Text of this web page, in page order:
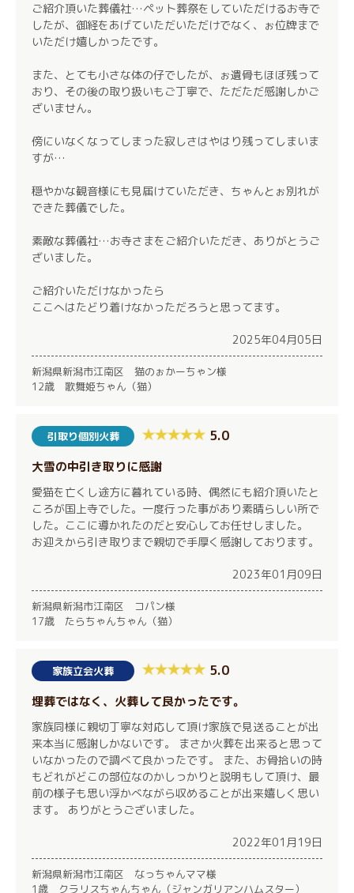
ご紹介頂いた葬儀社…ペット葬祭をしていただけるお寺で
したが、御経をあげていただいただけでなく、ぉ位牌まで
いただけ嬉しかったです。
また、とても小さな体の仔でしたが、ぉ遺骨もほぼ残って
おり、その後の取り扱いもご丁寧で、ただただ感謝しかご
ざいません。
傍にいなくなってしまった寂しさはやはり残ってしまいま
すが…
穏やかな観音様にも見届けていただき、ちゃんとぉ別れが
できた葬儀でした。
素敵な葬儀社…お寺さまをご紹介いただき、ありがとうご
ざいました。
ご紹介いただけなかったら
ここへはたどり着けなかっただろうと思ってます。
2025年04月05日
新潟県新潟市江南区 猫のぉかーちゃン様
12歳 歌舞姫ちゃん（猫）
引取り個別火葬 5.0
大雪の中引き取りに感謝
愛猫を亡くし途方に暮れている時、偶然にも紹介頂いたと
ころが国上寺でした。一度行った事があり素晴らしい所で
した。ここに導かれたのだと安心してお任せしました。
お迎えから引き取りまで親切で手厚く感謝しております。
2023年01月09日
新潟県新潟市江南区 コパン様
17歳 たらちゃんちゃん（猫）
家族立会火葬 5.0
埋葬ではなく、火葬して良かったです。
家族同様に親切丁寧な対応して頂け家族で見送ることが出
来本当に感謝しかないです。 まさか火葬を出来ると思って
いなかったので調べて良かったです。 また、お骨拾いの時
もどれがどこの部位なのかしっかりと説明もして頂け、最
前の様子も思い浮かべながら収めることが出来嬉しく思い
ます。 ありがとうございました。
2022年01月19日
新潟県新潟市江南区 なっちゃんママ様
1歳 クラリスちゃんちゃん（ジャンガリアンハムスター）